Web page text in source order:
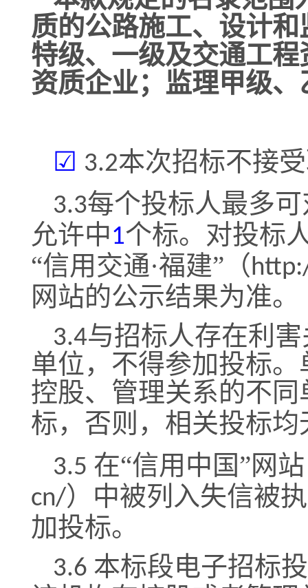
质的公路施工、设计
特级、一级及交通工
资质企业；监理甲级
☑ 3.2本次招标不接
3.3每个投标人最多可
允许中1个标。对投标
“信用交通·福建”（
网站的公示结果为准。
3.4与招标人存在利
单位，不得参加投标
控股、管理关系的不
标，否则，相关投标均
3.5 在“信用中国”网
cn/） 中被列入失信被
加投标。
3.6 本标段电子招标